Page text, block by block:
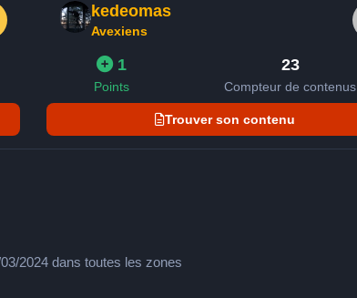
kedeomas
Avexiens
1
Points
23
Compteur de contenus
Trouver son contenu
2024 dans toutes les zones